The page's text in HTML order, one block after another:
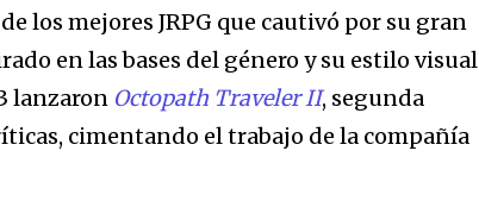
los mejores JRPG que cautivó por su gran
en las bases del género y su estilo visual
lanzaron Octopath Traveler II, segunda
cimentando el trabajo de la compañía